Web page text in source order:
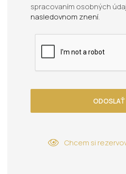
spracovaním osobných
nasledovnom znení.
ODOSLAŤ
Chcem si